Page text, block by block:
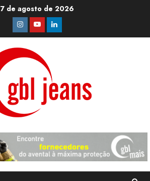
7 de agosto de 2026
Instagram
YoutubeLinkedin